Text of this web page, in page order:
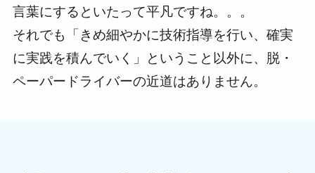
言葉にするといたって平凡ですね。。。
それでも「きめ細やかに技術指導を行い、確実
に実践を積んでいく」ということ以外に、脱・
ペーパードライバーの近道はありません。